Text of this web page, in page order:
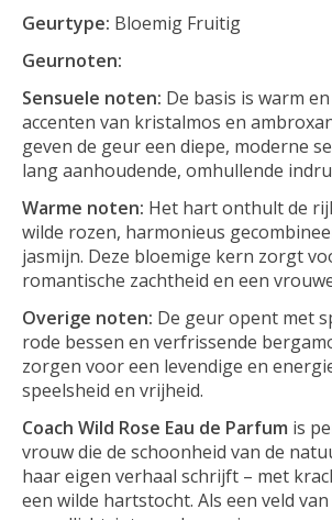
Geurtype: Bloemig Fruitig
Geurnoten:
Sensuele noten: De basis is warm
accenten van kristalmos en
geven de geur een diepe, moderne
lang aanhoudende, omhullende
Warme noten: Het hart onthult de
wilde rozen, harmonieus
jasmijn. Deze bloemige kern zorgt
romantische zachtheid en een
Overige noten: De geur opent met
rode bessen en verfrissende
zorgen voor een levendige en
speelsheid en vrijheid.
Coach Wild Rose Eau de Parfum is
vrouw die de schoonheid van de
haar eigen verhaal schrijft – met
een wilde hartstocht. Als een veld